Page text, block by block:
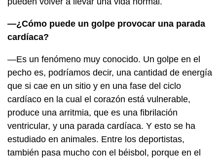
—¿Cómo puede un golpe provocar una parada
cardíaca?
—Es un fenómeno muy conocido. Un golpe en el
pecho es, podríamos decir, una cantidad de energía
que si cae en un sitio y en una fase del ciclo
cardíaco en la cual el corazón está vulnerable,
produce una arritmia, que es una fibrilación
ventricular, y una parada cardíaca. Y esto se ha
estudiado en animales. Entre los deportistas,
también pasa mucho con el béisbol, porque en el